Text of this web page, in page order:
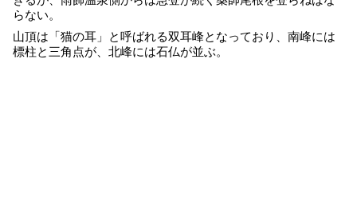
らない。
山頂は「猫の耳」と呼ばれる双耳峰となっており、南峰には
標柱と三角点が、北峰には石仏が並ぶ。